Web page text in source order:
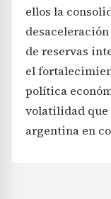
ellos la
de reservas
el
política
volatilidad que
argentina en